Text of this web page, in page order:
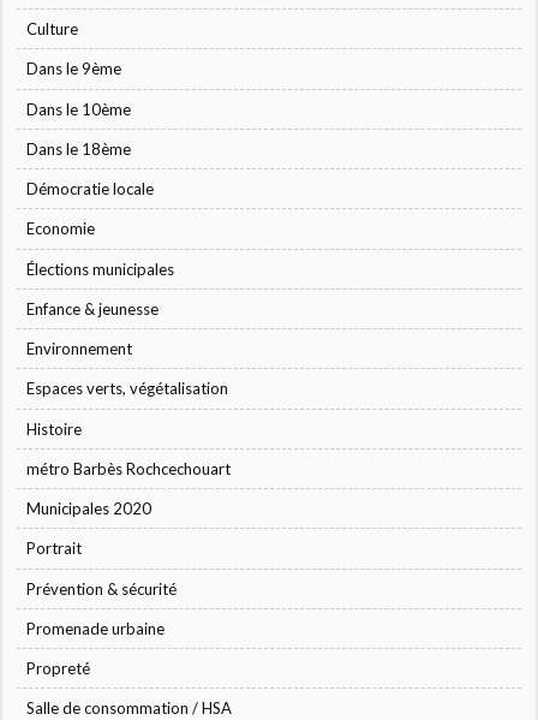
Culture
Dans le 9ème
Dans le 10ème
Dans le 18ème
Démocratie locale
Economie
Élections municipales
Enfance & jeunesse
Environnement
Espaces verts, végétalisation
Histoire
métro Barbès Rochcechouart
Municipales 2020
Portrait
Prévention & sécurité
Promenade urbaine
Propreté
Salle de consommation / HSA